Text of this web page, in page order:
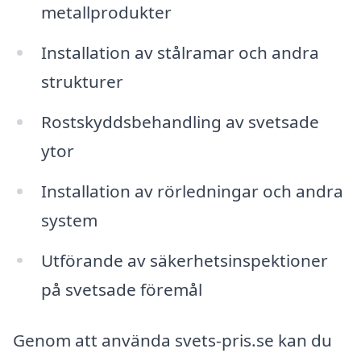
metallprodukter
Installation av stålramar och andra
strukturer
Rostskyddsbehandling av svetsade
ytor
Installation av rörledningar och andra
system
Utförande av säkerhetsinspektioner
på svetsade föremål
Genom att använda svets-pris.se kan du